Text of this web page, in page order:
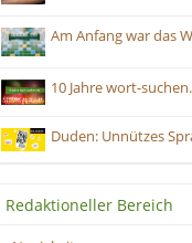
Am Anfang war das
10 Jahre wort-
Duden: Unnützes
Redaktioneller Bereich